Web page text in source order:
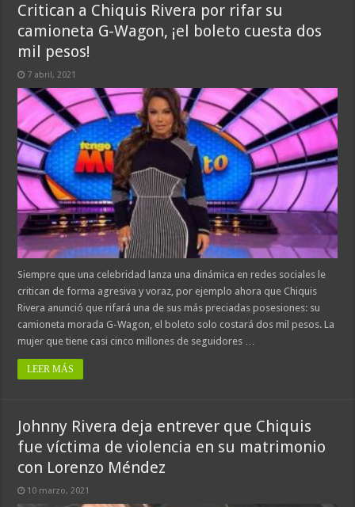
Critican a Chiquis Rivera por rifar su
camioneta G-Wagon, ¡el boleto cuesta dos
mil pesos!
7 abril, 2021
Siempre que una celebridad lanza una dinámica en redes sociales le
critican de forma agresiva y voraz, por ejemplo ahora que Chiquis
Rivera anunció que rifará una de sus más preciadas posesiones: su
camioneta morada G-Wagon, el boleto solo costará dos mil pesos. La
mujer que tiene casi cinco millones de seguidores …
LEER MÁS
Johnny Rivera deja entrever que Chiquis
fue víctima de violencia en su matrimonio
con Lorenzo Méndez
10 marzo, 2021